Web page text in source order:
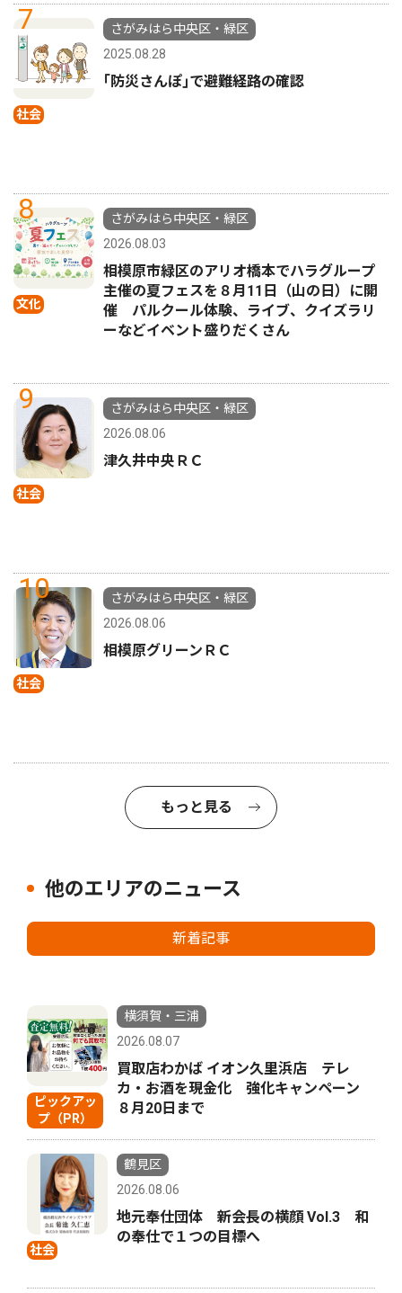
7
社会
さがみはら中央区・緑区
2025.08.28
｢防災さんぽ｣で避難経路の確認
8
文化
さがみはら中央区・緑区
2026.08.03
相模原市緑区のアリオ橋本でハラグループ
主催の夏フェスを８月11日（山の日）に開
催 パルクール体験、ライブ、クイズラリ
ーなどイベント盛りだくさん
9
社会
さがみはら中央区・緑区
2026.08.06
津久井中央ＲＣ
10
社会
さがみはら中央区・緑区
2026.08.06
相模原グリーンＲＣ
もっと見る
他のエリアのニュース
新着記事
ピックアッ
プ（PR）
横須賀・三浦
2026.08.07
買取店わかば イオン久里浜店 テレ
カ・お酒を現金化 強化キャンペーン
８月20日まで
社会
鶴見区
2026.08.06
地元奉仕団体 新会長の横顔 Vol.3 和
の奉仕で１つの目標へ